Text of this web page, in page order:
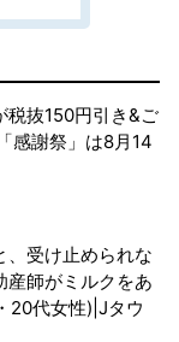
税抜150円引き&ご
感謝祭」は8月14
、受け止められな
産師がミルクをあ
20代女性)|Jタウ